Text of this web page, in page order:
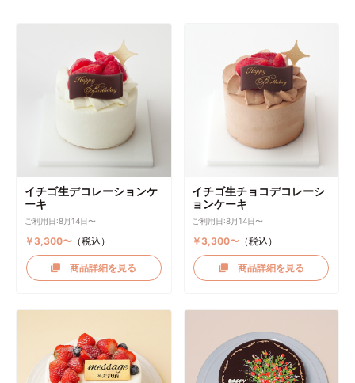
イチゴ生デコレーションケ
ーキ
ご利用日:8月14日〜
￥3,300〜（税込）
商品詳細を見る
イチゴ生チョコデコレーシ
ョンケーキ
ご利用日:8月14日〜
￥3,300〜 （税込）
商品詳細を見る